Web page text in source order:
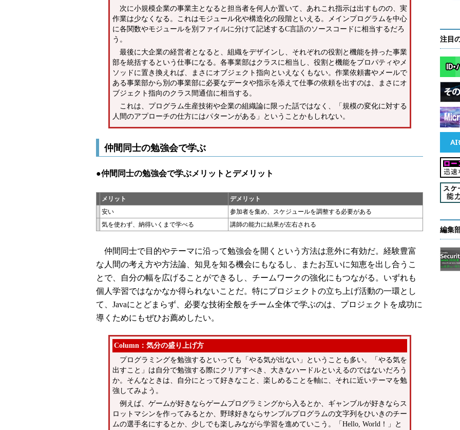
次に小規模企業の事業主となると担当者を何人か置いて、あれこれ指示は出すものの、実
作業は少なくなる。これはモジュール化や構造化の段階といえる。メインプログラムを中心
に各関数やモジュールを別ファイルに分けて記述するC言語のソースコードに相当するだろ
う。
最後に大企業の経営者となると、組織をデザインし、それぞれの役割と機能を持った事業
部を統括するという仕事になる。各事業部はクラスに相当し、役割と機能をプロパティやメ
ソッドに置き換えれば、まさにオブジェクト指向といえなくもない。作業依頼書やメールで
ある事業部から別の事業部に必要なデータや指示を添えて仕事の依頼を出すのは、まさにオ
ブジェクト指向のクラス間通信に相当する。
これは、プログラム生産技術や企業の組織論に限った話ではなく、「規模の変化に対する
人間のアプローチの仕方にはパターンがある」ということかもしれない。
仲間同士の勉強会で学ぶ
●仲間同士の勉強会で学ぶメリットとデメリット
メリット
デメリット
安い
参加者を集め、スケジュールを調整する必要がある
気を使わず、納得いくまで学べる
講師の能力に結果が左右される
仲間同士で目的やテーマに沿って勉強会を開くという方法は意外に有効だ。経験豊富
な人間の考え方や方法論、知見を知る機会にもなるし、またお互いに知恵を出し合うこ
とで、自分の幅を広げることができるし、チームワークの強化にもつながる。いずれも
個人学習ではなかなか得られないことだ。特にプロジェクトの立ち上げ活動の一環とし
て、Javaにとどまらず、必要な技術全般をチーム全体で学ぶのは、プロジェクトを成功に
導くためにもぜひお薦めしたい。
Column：気分の盛り上げ方
プログラミングを勉強するといっても「やる気が出ない」ということも多い。「やる気を
出すこと」は自分で勉強する際にクリアすべき、大きなハードルといえるのではないだろう
か。そんなときは、自分にとって好きなこと、楽しめることを軸に、それに近いテーマを勉
強してみよう。
例えば、ゲームが好きならゲームプログラミングから入るとか、ギャンブルが好きならス
ロットマシンを作ってみるとか、野球好きならサンプルプログラムの文字列をひいきのチー
ムの選手名にするとか、少しでも楽しみながら学習を進めていこう。「Hello, World！」と
注目
編集